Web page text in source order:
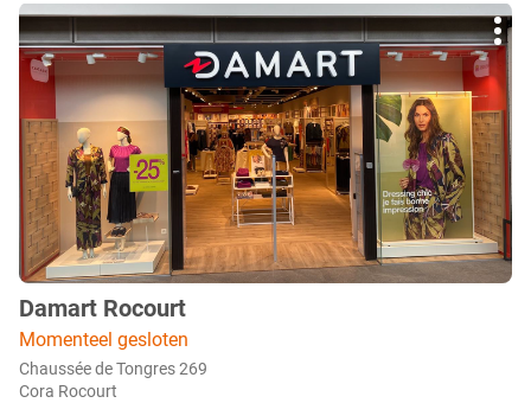
Druk
op
de
ENTER
toets
voor
meer
info
boetiek
:
Damart Rocourt
Momenteel gesloten
Chaussée de Tongres 269
Cora Rocourt